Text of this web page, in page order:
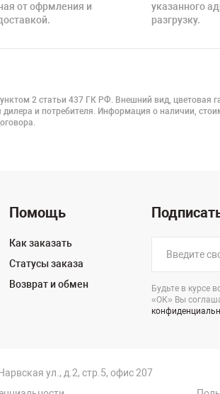
от офрмления и
указанного
разгрузку.
2 статьи 437 ГК РФ. Внешний вид, цветовая
и потребителя. Информация о наличии,
Помощь
Как заказать
Статусы заказа
Возврат и обмен
Будьте в курсе
«ОК» Вы
ул., д.2, стр.5, офис 207